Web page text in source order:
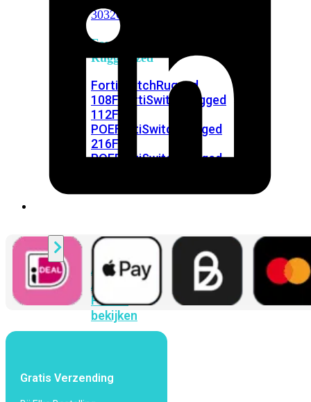
3032G
FortiSwitch
Ruggedized
FortiSwitchRugged
108F FortiSwitchRugged
112F-
POEFortiSwitchRugged
216F-
POEFortiSwitchRugged
Alle
Access
Points
bekijken
Generatie
Gratis Verzending